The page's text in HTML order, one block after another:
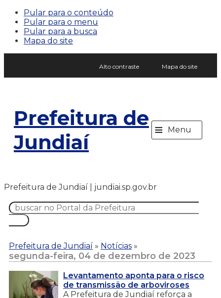
Pular para o conteúdo
Pular para o menu
Pular para a busca
Mapa do site
Alto contraste Mapa do site
Prefeitura de
Jundiaí
≡ Menu
Prefeitura de Jundiaí | jundiai.sp.gov.br
Prefeitura de Jundiaí » Notícias »
segunda-feira, 04 de dezembro de 2023
Levantamento aponta para o risco
de transmissão de arboviroses
A Prefeitura de Jundiaí reforça a